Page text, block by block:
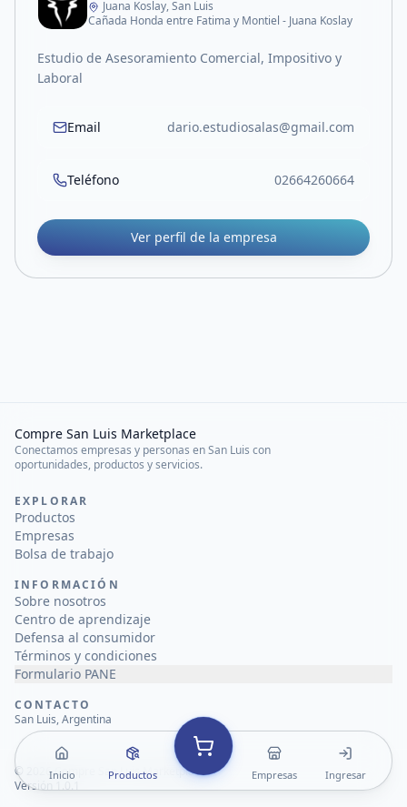
Juana Koslay, San Luis
Cañada Honda entre Fatima y Montiel - Juana Koslay
Estudio de Asesoramiento Comercial, Impositivo y
Laboral
Email dario.estudiosalas@gmail.com
Teléfono 02664260664
Ver perfil de la empresa
Inicio Productos Empresas Ingresar
Compre San Luis Marketplace
Conectamos empresas y personas en San Luis con
oportunidades, productos y servicios.
EXPLORAR
Productos
Empresas
Bolsa de trabajo
INFORMACIÓN
Sobre nosotros
Centro de aprendizaje
Defensa al consumidor
Términos y condiciones
Formulario PANE
CONTACTO
San Luis, Argentina
© 2026Compre San Luis Marketplace
Versión 1.0.1